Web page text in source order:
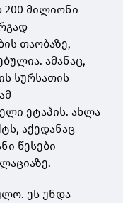
200 მილიონი
თაობაზე,
ამანაც,
სურსათის
ეტაპის. ახლა
აქედანაც
წესები
ეს უნდა